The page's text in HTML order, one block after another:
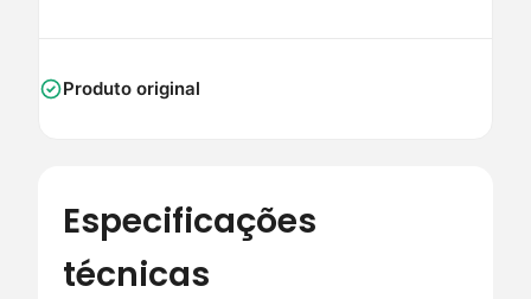
Produto original
Especificações
técnicas